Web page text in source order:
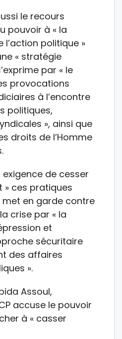
le recours
pouvoir à « la
politique »
« stratégie
par « le
provocations
à l’encontre
politiques,
», ainsi que
droits de l’Homme
exigence de cesser
» ces pratiques
met en garde contre
crise par « la
et
sécuritaire
des affaires
».
Assoul,
accuse le pouvoir
à « casser